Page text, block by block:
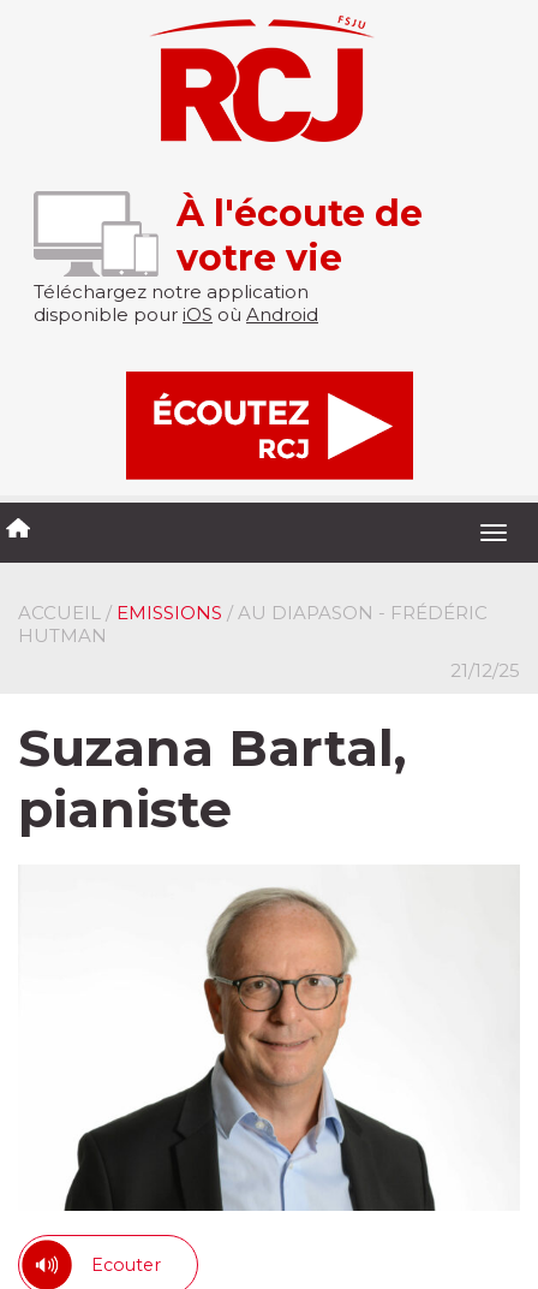
À l'écoute de
votre vie
Téléchargez notre application
disponible pour iOS où Android
ACCUEIL / EMISSIONS / AU DIAPASON - FRÉDÉRIC
HUTMAN
21/12/25
Suzana Bartal,
pianiste
Ecouter